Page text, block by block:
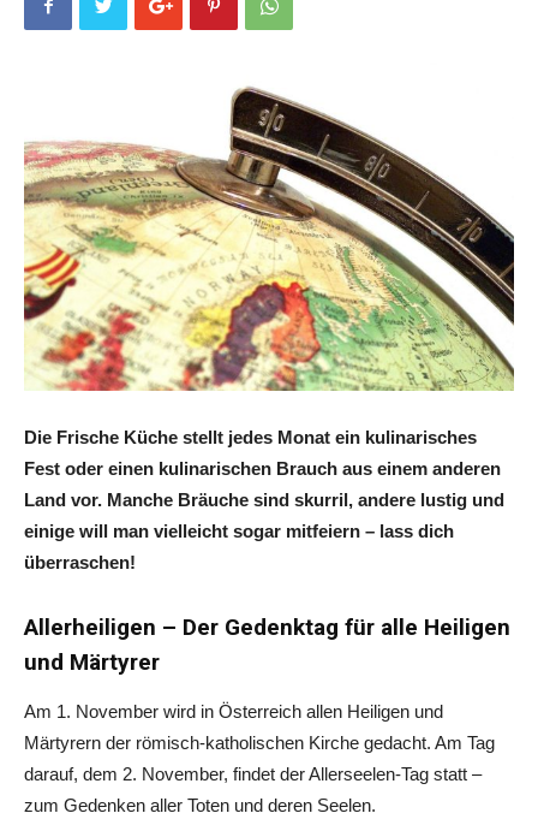
Die Frische Küche stellt jedes Monat ein kulinarisches
Fest oder einen kulinarischen Brauch aus einem anderen
Land vor. Manche Bräuche sind skurril, andere lustig und
einige will man vielleicht sogar mitfeiern – lass dich
überraschen!
Allerheiligen – Der Gedenktag für alle Heiligen
und Märtyrer
Am 1. November wird in Österreich allen Heiligen und
Märtyrern der römisch-katholischen Kirche gedacht. Am Tag
darauf, dem 2. November, findet der Allerseelen-Tag statt –
zum Gedenken aller Toten und deren Seelen.